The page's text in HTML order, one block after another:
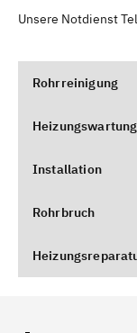
Unsere Notdienst
Rohrreinigung
Heizungswartung
Installation
Rohrbruch